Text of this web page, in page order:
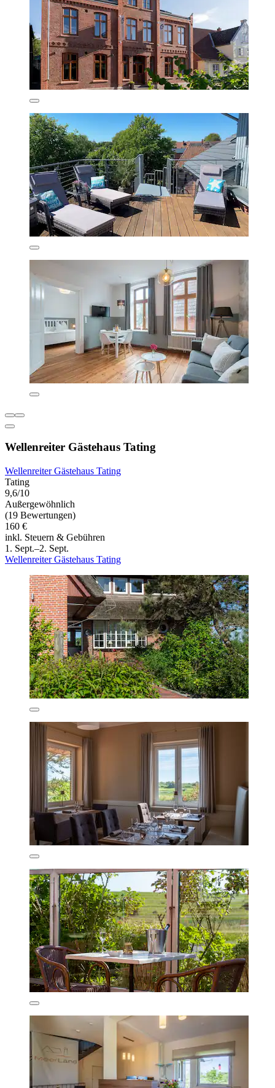
Wellenreiter Gästehaus Tating
Wellenreiter Gästehaus Tating
Tating
9,6/10
Außergewöhnlich
(19 Bewertungen)
160 €
inkl. Steuern & Gebühren
1. Sept.–2. Sept.
Wellenreiter Gästehaus Tating